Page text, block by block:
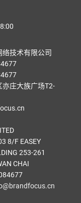
技术有限公司
庄大族广场T2-
8/F EASEY
253-261
CHAI